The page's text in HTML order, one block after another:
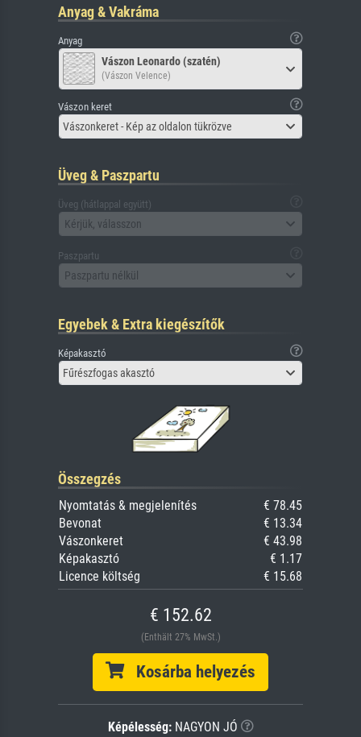
Anyag & Vakráma
Anyag
Vászon Leonardo (szatén)
(Vászon Velence)
Vászon keret
Vászonkeret - Kép az oldalon tükrözve
Üveg & Paszpartu
Üveg (hátlappal együtt)
Kérjük, válasszon
Paszpartu
Paszpartu nélkül
Egyebek & Extra kiegészítők
Képakasztó
Fűrészfogas akasztó
Összegzés
Nyomtatás & megjelenítés
€ 78.45
Bevonat
€ 13.34
Vászonkeret
€ 43.98
Képakasztó
€ 1.17
Licence költség
€ 15.68
€ 152.62
(Enthält 27% MwSt.)
Kosárba helyezés
Képélesség:NAGYON JÓ